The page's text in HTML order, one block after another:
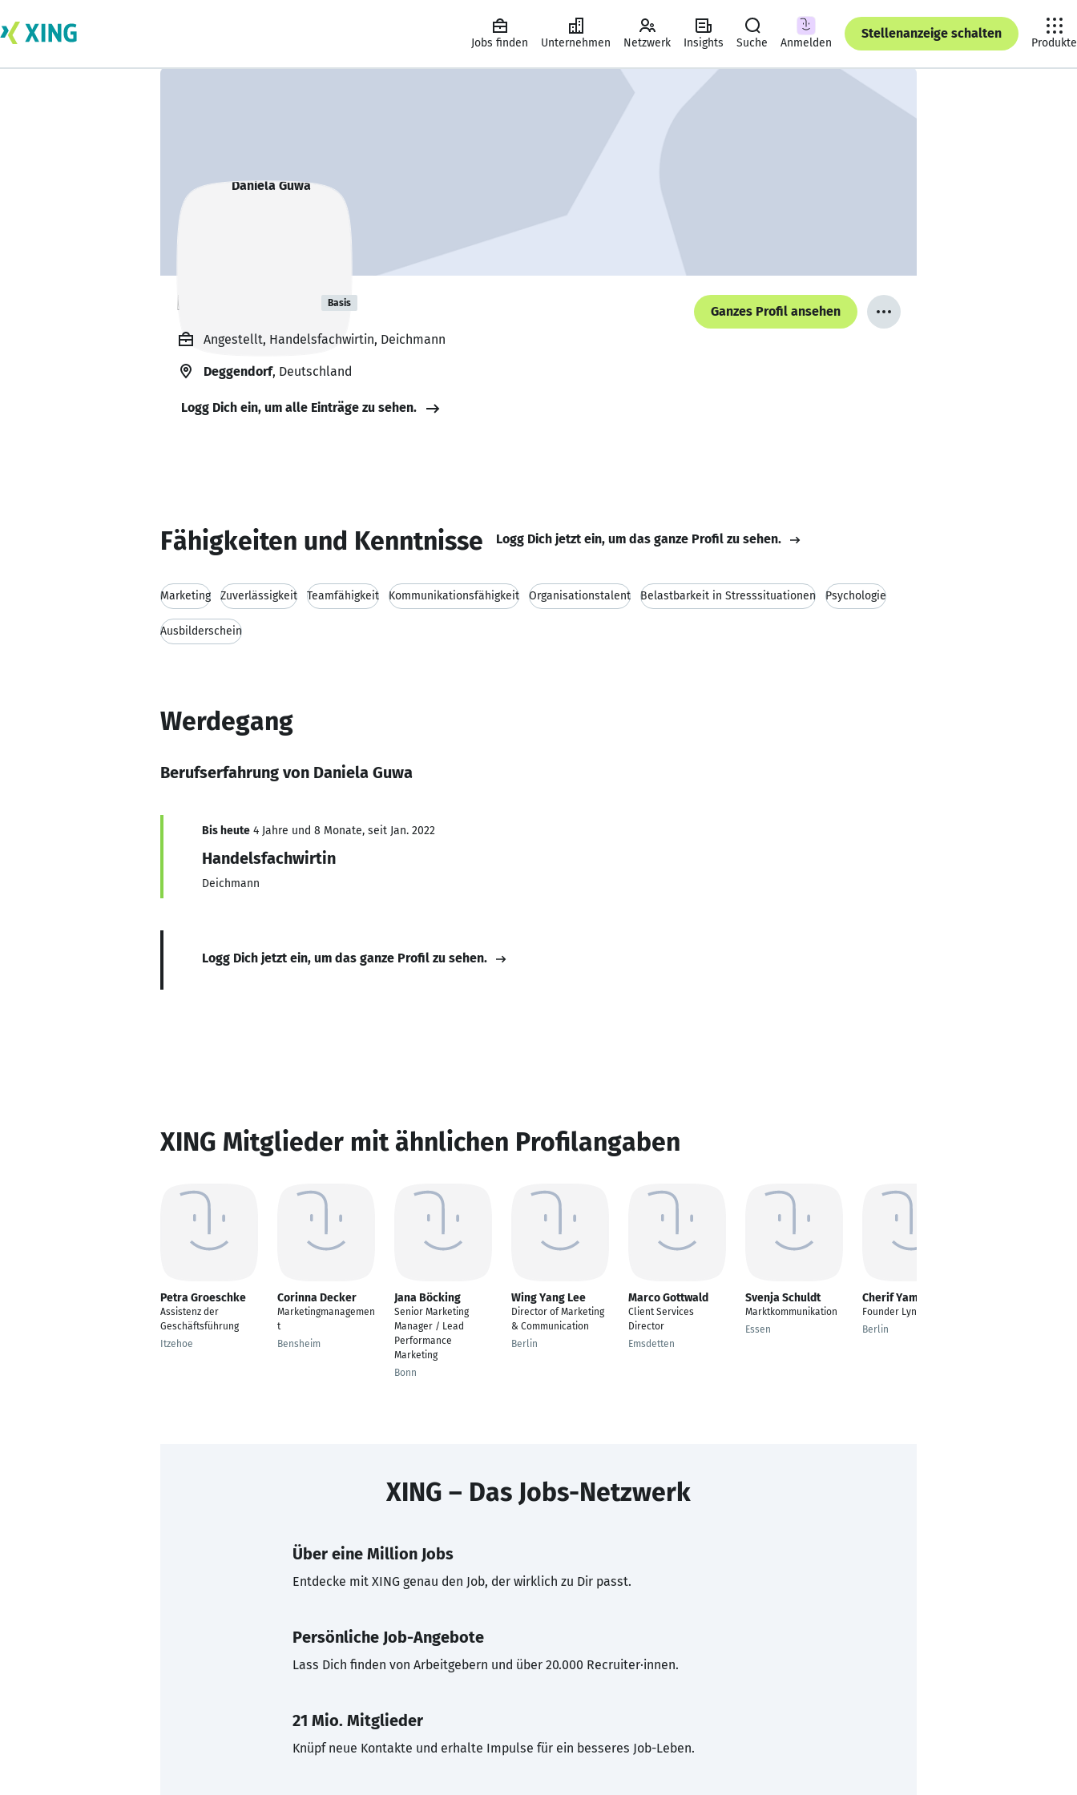
Jobs finden Unternehmen Netzwerk Insights Suche Anmelden
Stellenanzeige schalten
Produkte
Daniela Guwa Basis
Ganzes Profil ansehen
Angestellt, Handelsfachwirtin, Deichmann
Deggendorf, Deutschland
Logg Dich ein, um alle Einträge zu sehen.
Fähigkeiten und Kenntnisse Logg Dich jetzt ein, um das ganze Profil zu sehen.
Marketing Zuverlässigkeit Teamfähigkeit Kommunikationsfähigkeit Organisationstalent Belastbarkeit in Stresssituationen Psychologie
Ausbilderschein
Werdegang
Berufserfahrung von Daniela Guwa
Bis heute 4 Jahre und 8 Monate, seit Jan. 2022
Handelsfachwirtin
Deichmann
Logg Dich jetzt ein, um das ganze Profil zu sehen.
XING Mitglieder mit ähnlichen Profilangaben
Petra Groeschke
Assistenz der
Geschäftsführung
Itzehoe
Corinna Decker
Marketingmanagemen
t
Bensheim
Jana Böcking
Senior Marketing
Manager / Lead
Performance
Marketing
Bonn
Wing Yang Lee
Director of Marketing
& Communication
Berlin
Marco Gottwald
Client Services
Director
Emsdetten
Svenja Schuldt
Marktkommunikation
Essen
Cherif Yamashita
Founder LynkWear.io
Berlin
XING – Das Jobs-Netzwerk
Über eine Million Jobs
Entdecke mit XING genau den Job, der wirklich zu Dir passt.
Persönliche Job-Angebote
Lass Dich finden von Arbeitgebern und über 20.000 Recruiter·innen.
21 Mio. Mitglieder
Knüpf neue Kontakte und erhalte Impulse für ein besseres Job-Leben.